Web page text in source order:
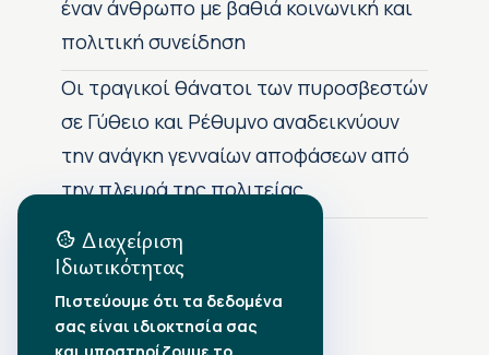
έναν άνθρωπο με βαθιά κοινωνική και
πολιτική συνείδηση
Οι τραγικοί θάνατοι των πυροσβεστών
σε Γύθειο και Ρέθυμνο αναδεικνύουν
την ανάγκη γενναίων αποφάσεων από
την πλευρά της πολιτείας
Αρχείο Δημοσιεύσεων
•Αύγουστος 2026
Διαχείριση
Ιδιωτικότητας
Πιστεύουμε ότι τα δεδομένα
σας είναι ιδιοκτησία σας